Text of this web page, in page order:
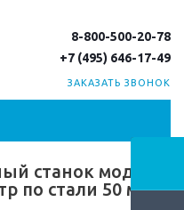
8-800-500-20-78
+7 (495) 646-17-49
ЗАКАЗАТЬ ЗВОНОК
станок модели
по стали 50 мм)